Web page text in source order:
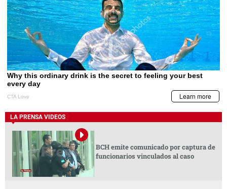
LA PRENSA VIDEOS
BCH emite comunicado por captura de
funcionarios vinculados al caso